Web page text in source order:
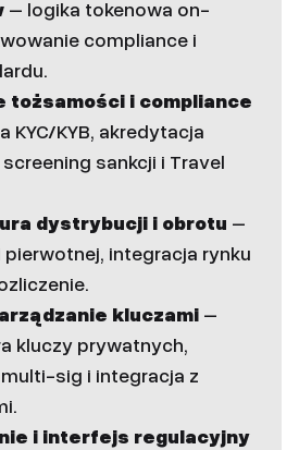
– logika tokenowa on-
compliance i
tożsamości i compliance
KYC/KYB, akredytacja
sankcji i Travel
dystrybucji i obrotu –
pierwotnej, integracja rynku
kluczami –
kluczy prywatnych,
sig i integracja z
i interfejs regulacyjny